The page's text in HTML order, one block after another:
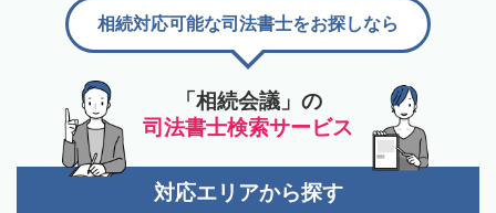
「相続会議」の
司法書士検索サービス
相続対応可能な司法書士をお探しなら
対応エリアから探す